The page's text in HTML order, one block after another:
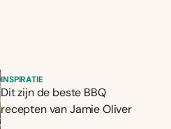
INSPIRATIE
Dit zijn de beste BBQ
recepten van Jamie Oliver